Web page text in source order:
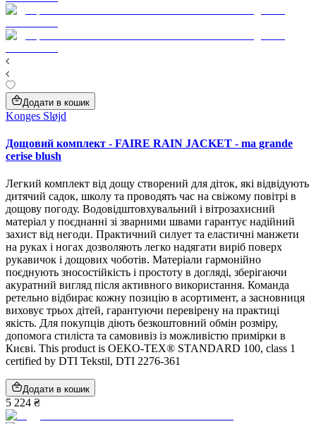
Додати в кошик
Konges Sløjd
Дощовий комплект - FAIRE RAIN JACKET - ma grande
cerise blush
Легкий комплект від дощу створений для діток, які відвідують
дитячий садок, школу та проводять час на свіжому повітрі в
дощову погоду. Водовідштовхувальний і вітрозахисний
матеріал у поєднанні зі зварними швами гарантує надійний
захист від негоди. Практичний силует та еластичні манжети
на руках і ногах дозволяють легко надягати виріб поверх
рукавичок і дощових чоботів. Матеріали гармонійно
поєднують зносостійкість і простоту в догляді, зберігаючи
акуратний вигляд після активного використання. Команда
ретельно відбирає кожну позицію в асортимент, а засновниця
виховує трьох дітей, гарантуючи перевірену на практиці
якість. Для покупців діють безкоштовний обмін розміру,
допомога стиліста та самовивіз із можливістю примірки в
Києві. This product is OEKO-TEX® STANDARD 100, class 1
certified by DTI Tekstil, DTI 2276-361
Додати в кошик
5 224 ₴